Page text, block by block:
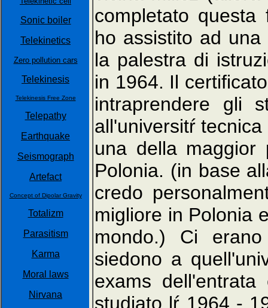
Sonic boiler
Telekinetics
Zero pollution cars
Telekinesis
Telekinesis Free Zone
Telepathy
Earthquake
Seismograph
Artefact
Concept of Dipolar Gravity
Totalizm
Parasitism
Karma
Moral laws
Nirvana
completato
ho assistito ad
la palestra di
in 1964. Il
intraprendere gli
all'universitŕ
una della maggior
Polonia. (in base
credo
migliore in Polonia
mondo.) Ci
siedono a
exams
studiato lŕ 1964 -